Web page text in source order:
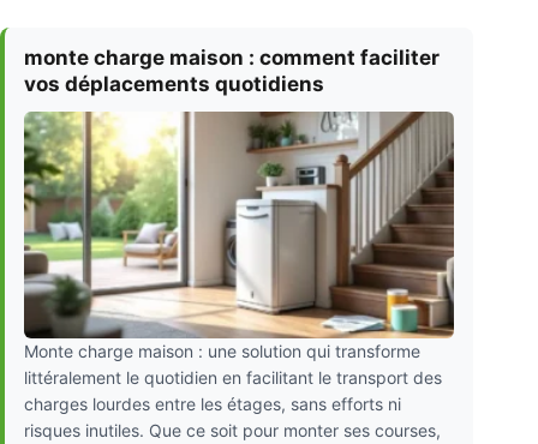
monte charge maison : comment faciliter
vos déplacements quotidiens
Monte charge maison : une solution qui transforme
littéralement le quotidien en facilitant le transport des
charges lourdes entre les étages, sans efforts ni
risques inutiles. Que ce soit pour monter ses courses,